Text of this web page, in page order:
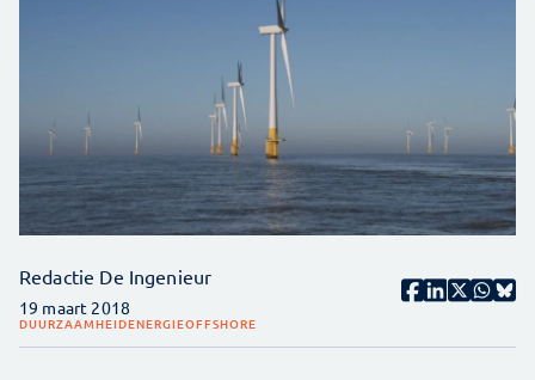
Redactie De Ingenieur
19 maart 2018
DUURZAAMHEIDENERGIEOFFSHORE